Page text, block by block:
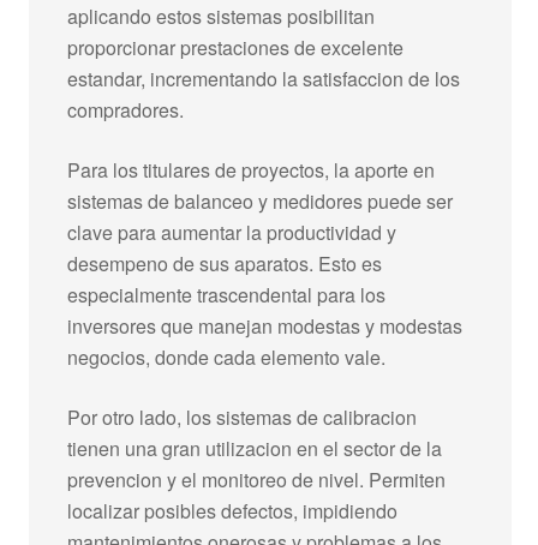
aplicando estos sistemas posibilitan
proporcionar prestaciones de excelente
estandar, incrementando la satisfaccion de los
compradores.
Para los titulares de proyectos, la aporte en
sistemas de balanceo y medidores puede ser
clave para aumentar la productividad y
desempeno de sus aparatos. Esto es
especialmente trascendental para los
inversores que manejan modestas y modestas
negocios, donde cada elemento vale.
Por otro lado, los sistemas de calibracion
tienen una gran utilizacion en el sector de la
prevencion y el monitoreo de nivel. Permiten
localizar posibles defectos, impidiendo